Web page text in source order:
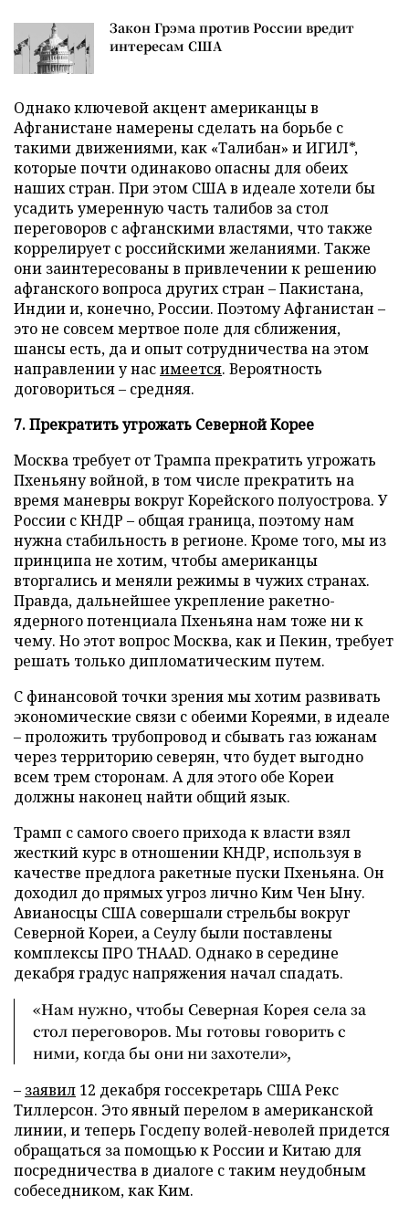
Закон Грэма против России вредит
интересам США
Однако ключевой акцент американцы в
Афганистане намерены сделать на борьбе с
такими движениями, как «Талибан» и ИГИЛ*,
которые почти одинаково опасны для обеих
наших стран. При этом США в идеале хотели бы
усадить умеренную часть талибов за стол
переговоров с афганскими властями, что также
коррелирует с российскими желаниями. Также
они заинтересованы в привлечении к решению
афганского вопроса других стран – Пакистана,
Индии и, конечно, России. Поэтому Афганистан –
это не совсем мертвое поле для сближения,
шансы есть, да и опыт сотрудничества на этом
направлении у насимеется. Вероятность
договориться – средняя.
7. Прекратить угрожать Северной Корее
Москва требует от Трампа прекратить угрожать
Пхеньяну войной, в том числе прекратить на
время маневры вокруг Корейского полуострова. У
России с КНДР – общая граница, поэтому нам
нужна стабильность в регионе. Кроме того, мы из
принципа не хотим, чтобы американцы
вторгались и меняли режимы в чужих странах.
Правда, дальнейшее укрепление ракетно-
ядерного потенциала Пхеньяна нам тоже ни к
чему. Но этот вопрос Москва, как и Пекин, требует
решать только дипломатическим путем.
С финансовой точки зрения мы хотим развивать
экономические связи с обеими Кореями, в идеале
– проложить трубопровод и сбывать газ южанам
через территорию северян, что будет выгодно
всем трем сторонам. А для этого обе Кореи
должны наконец найти общий язык.
Трамп с самого своего прихода к власти взял
жесткий курс в отношении КНДР, используя в
качестве предлога ракетные пуски Пхеньяна. Он
доходил до прямых угроз лично Ким Чен Ыну.
Авианосцы США совершали стрельбы вокруг
Северной Кореи, а Сеулу были поставлены
комплексы ПРО THAAD. Однако в середине
декабря градус напряжения начал спадать.
«Нам нужно, чтобы Северная Корея села за
стол переговоров. Мы готовы говорить с
ними, когда бы они ни захотели»,
– заявил 12 декабря госсекретарь США Рекс
Тиллерсон. Это явный перелом в американской
линии, и теперь Госдепу волей-неволей придется
обращаться за помощью к России и Китаю для
посредничества в диалоге с таким неудобным
собеседником, как Ким.